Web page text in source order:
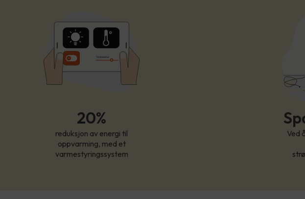
Temperatur
20%
reduksjon av energi til
oppvarming, med et
varmestyringssystem
Ved